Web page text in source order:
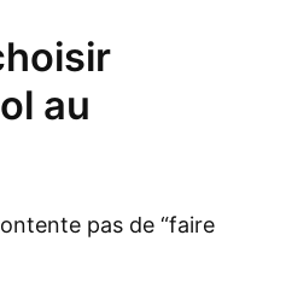
au
pas de “faire